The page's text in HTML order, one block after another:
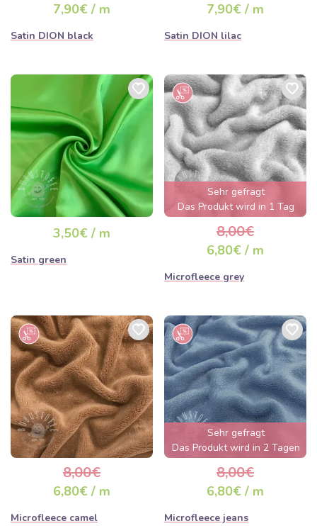
7,90€ / m
Satin DION black
7,90€ / m
Satin DION lilac
3,50€ / m
Satin green
Sehr gefragt
Das Produkt wird in 1 Tag
ausverkauft sein
8,00€
6,80€ / m
Microfleece grey
8,00€
6,80€ / m
Microfleece camel
Sehr gefragt
Das Produkt wird in 2 Tagen
ausverkauft sein
8,00€
6,80€ / m
Microfleece jeans